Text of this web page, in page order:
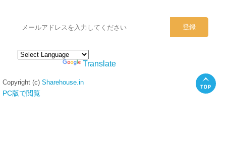
Translate
Copyright (c) Sharehouse.in
PC版で閲覧